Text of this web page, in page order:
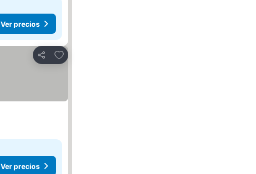
Ver precios
Compartir
Agregar a favoritos
Ver precios